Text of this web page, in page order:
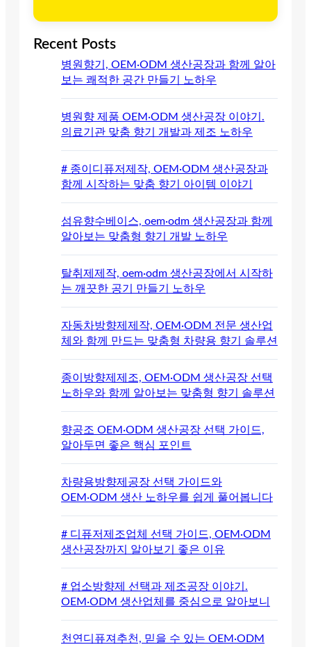
Recent Posts
병원향기, OEM·ODM 생산공장과 함께 알아
보는 쾌적한 공간 만들기 노하우
병원향 제품 OEM·ODM 생산공장 이야기.
의료기관 맞춤 향기 개발과 제조 노하우
# 종이디퓨저제작, OEM·ODM 생산공장과
함께 시작하는 맞춤 향기 아이템 이야기
섬유향수베이스, oem·odm 생산공장과 함께
알아보는 맞춤형 향기 개발 노하우
탈취제제작, oem·odm 생산공장에서 시작하
는 깨끗한 공기 만들기 노하우
자동차방향제제작, OEM·ODM 전문 생산업
체와 함께 만드는 맞춤형 차량용 향기 솔루션
종이방향제제조, OEM·ODM 생산공장 선택
노하우와 함께 알아보는 맞춤형 향기 솔루션
향공조 OEM·ODM 생산공장 선택 가이드,
알아두면 좋은 핵심 포인트
차량용방향제공장 선택 가이드와
OEM·ODM 생산 노하우를 쉽게 풀어봅니다
# 디퓨저제조업체 선택 가이드, OEM·ODM
생산공장까지 알아보기 좋은 이유
# 업소방향제 선택과 제조공장 이야기.
OEM·ODM 생산업체를 중심으로 알아보니
천연디퓨져추천, 믿을 수 있는 OEM·ODM